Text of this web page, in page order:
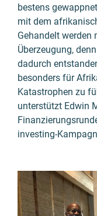
bestens
mit dem
Gehandelt werden
Überzeugung,
dadurch
besonders für
Katastrophen zu
unterstützt Edwin
investing-